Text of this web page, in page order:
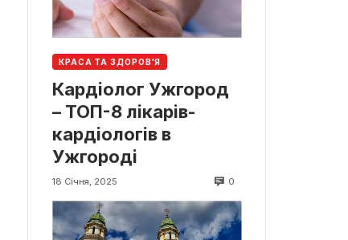
КРАСА ТА ЗДОРОВ'Я
Кардіолог Ужгород
– ТОП-8 лікарів-
кардіологів в
Ужгороді
18 Січня, 2025 0